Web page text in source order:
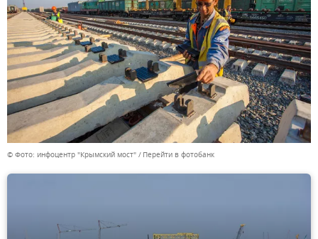
© Фото: инфоцентр "Крымский мост" Перейти в фотобанк